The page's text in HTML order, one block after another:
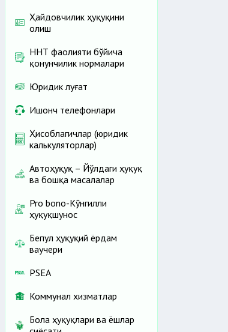
Ҳайдовчилик ҳуқуқини
олиш
ННТ фаолияти бўйича
қонунчилик нормалари
Юридик луғат
Ишонч телефонлари
Ҳисоблагичлар (юридик
калькуляторлар)
Автоҳуқуқ – Йўлдаги ҳуқуқ
ва бошқа масалалар
Pro bono-Кўнгилли
ҳуқуқшунос
Бепул ҳуқуқий ёрдам
ваучери
PSEA
Коммунал хизматлар
Бола ҳуқуқлари ва ёшлар